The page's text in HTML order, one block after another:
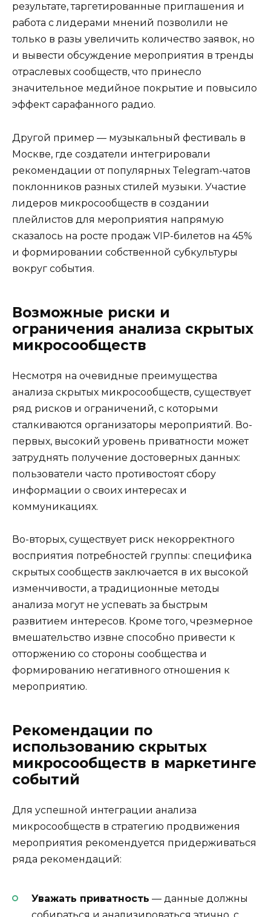
результате, таргетированные приглашения и
работа с лидерами мнений позволили не
только в разы увеличить количество заявок, но
и вывести обсуждение мероприятия в тренды
отраслевых сообществ, что принесло
значительное медийное покрытие и повысило
эффект сарафанного радио.
Другой пример — музыкальный фестиваль в
Москве, где создатели интегрировали
рекомендации от популярных Telegram-чатов
поклонников разных стилей музыки. Участие
лидеров микросообществ в создании
плейлистов для мероприятия напрямую
сказалось на росте продаж VIP-билетов на 45%
и формировании собственной субкультуры
вокруг события.
Возможные риски и
ограничения анализа скрытых
микросообществ
Несмотря на очевидные преимущества
анализа скрытых микросообществ, существует
ряд рисков и ограничений, с которыми
сталкиваются организаторы мероприятий. Во-
первых, высокий уровень приватности может
затруднять получение достоверных данных:
пользователи часто противостоят сбору
информации о своих интересах и
коммуникациях.
Во-вторых, существует риск некорректного
восприятия потребностей группы: специфика
скрытых сообществ заключается в их высокой
изменчивости, а традиционные методы
анализа могут не успевать за быстрым
развитием интересов. Кроме того, чрезмерное
вмешательство извне способно привести к
отторжению со стороны сообщества и
формированию негативного отношения к
мероприятию.
Рекомендации по
использованию скрытых
микросообществ в маркетинге
событий
Для успешной интеграции анализа
микросообществ в стратегию продвижения
мероприятия рекомендуется придерживаться
ряда рекомендаций:
Уважать приватность — данные должны